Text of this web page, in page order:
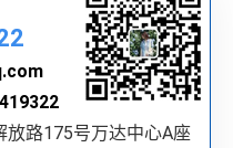
路175号万达中心A座